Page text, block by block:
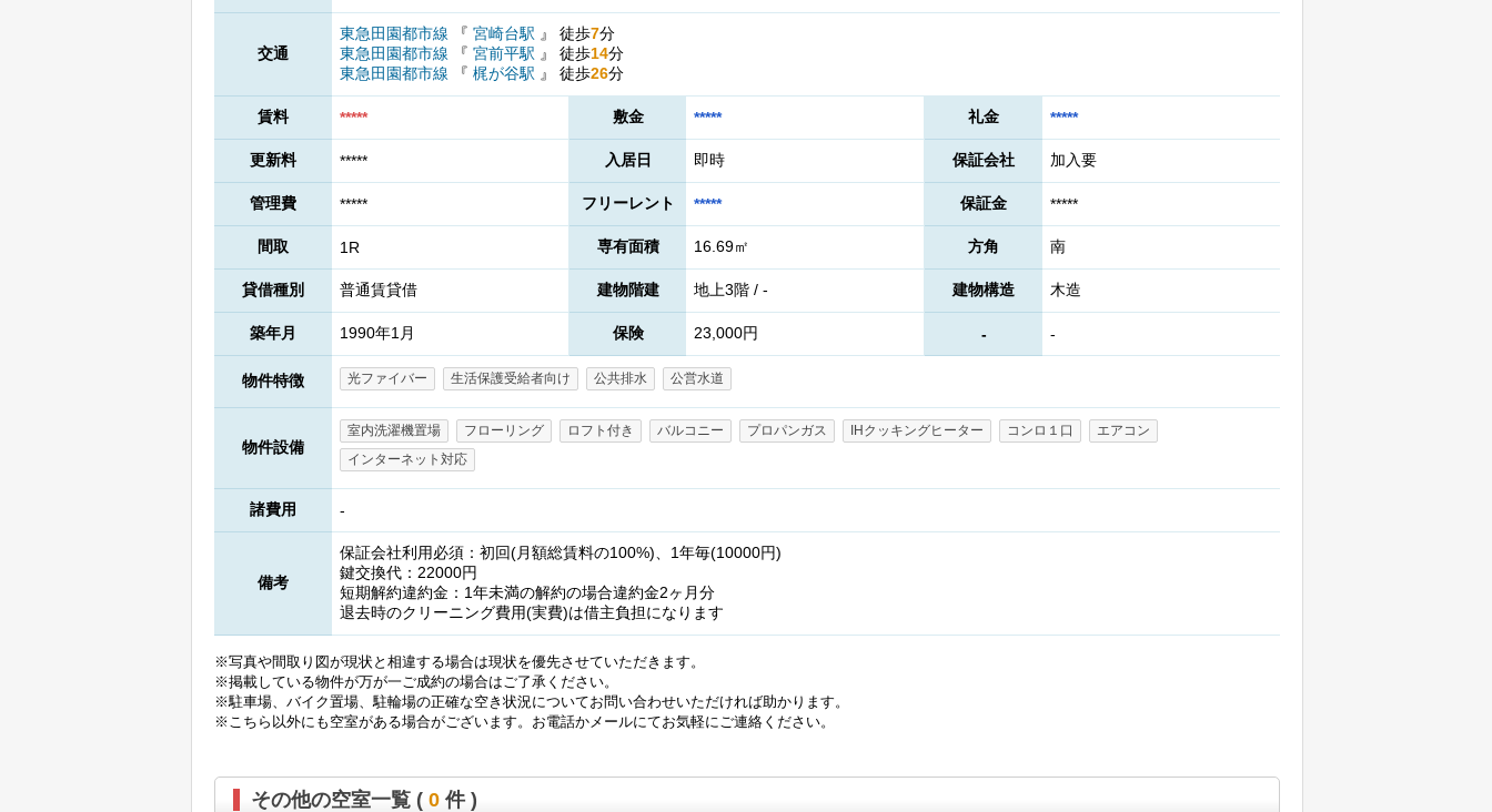
交通
東急田園都市線 『 宮崎台駅 』 徒歩7分
東急田園都市線
『 宮前平駅 』 徒歩14分
東急田園都市線
『 梶が谷駅 』 徒歩26分
賃料 ***** 敷金 ***** 礼金 *****
更新料 ***** 入居日 即時 保証会社 加入要
管理費 ***** フリーレント ***** 保証金 *****
間取 1R 専有面積 16.69㎡ 方角 南
貸借種別 普通賃貸借 建物階建 地上3階 / - 建物構造 木造
築年月 1990年1月 保険 23,000円 - -
物件特徴 光ファイバー 生活保護受給者向け 公共排水 公営水道
物件設備
室内洗濯機置場 フローリング ロフト付き バルコニー プロパンガス IHクッキングヒーター コンロ１口
エアコン
インターネット対応
諸費用 -
備考
保証会社利用必須：初回(月額総賃料の100%)、1年毎(10000円)
鍵交換代：22000円
短期解約違約金：1年未満の解約の場合違約金2ヶ月分
退去時のクリーニング費用(実費)は借主負担になります
※写真や間取り図が現状と相違する場合は現状を優先させていただきます。
※掲載している物件が万が一ご成約の場合はご了承ください。
※駐車場、バイク置場、駐輪場の正確な空き状況についてお問い合わせいただければ助かります。
※こちら以外にも空室がある場合がございます。お電話かメールにてお気軽にご連絡ください。
その他の空室一覧 ( 0 件 )